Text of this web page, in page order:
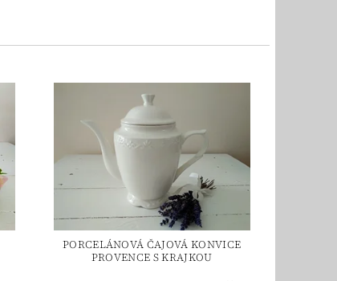
PORCELÁNOVÁ ČAJOVÁ KONVICE
PROVENCE S KRAJKOU